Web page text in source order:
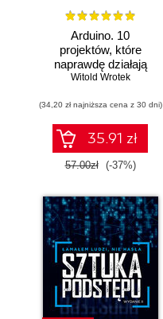
Arduino. 10
projektów, które
naprawdę działają
Witold Wrotek
(34,20 zł najniższa cena z 30 dni)
35.91 zł
57.00zł (-37%)